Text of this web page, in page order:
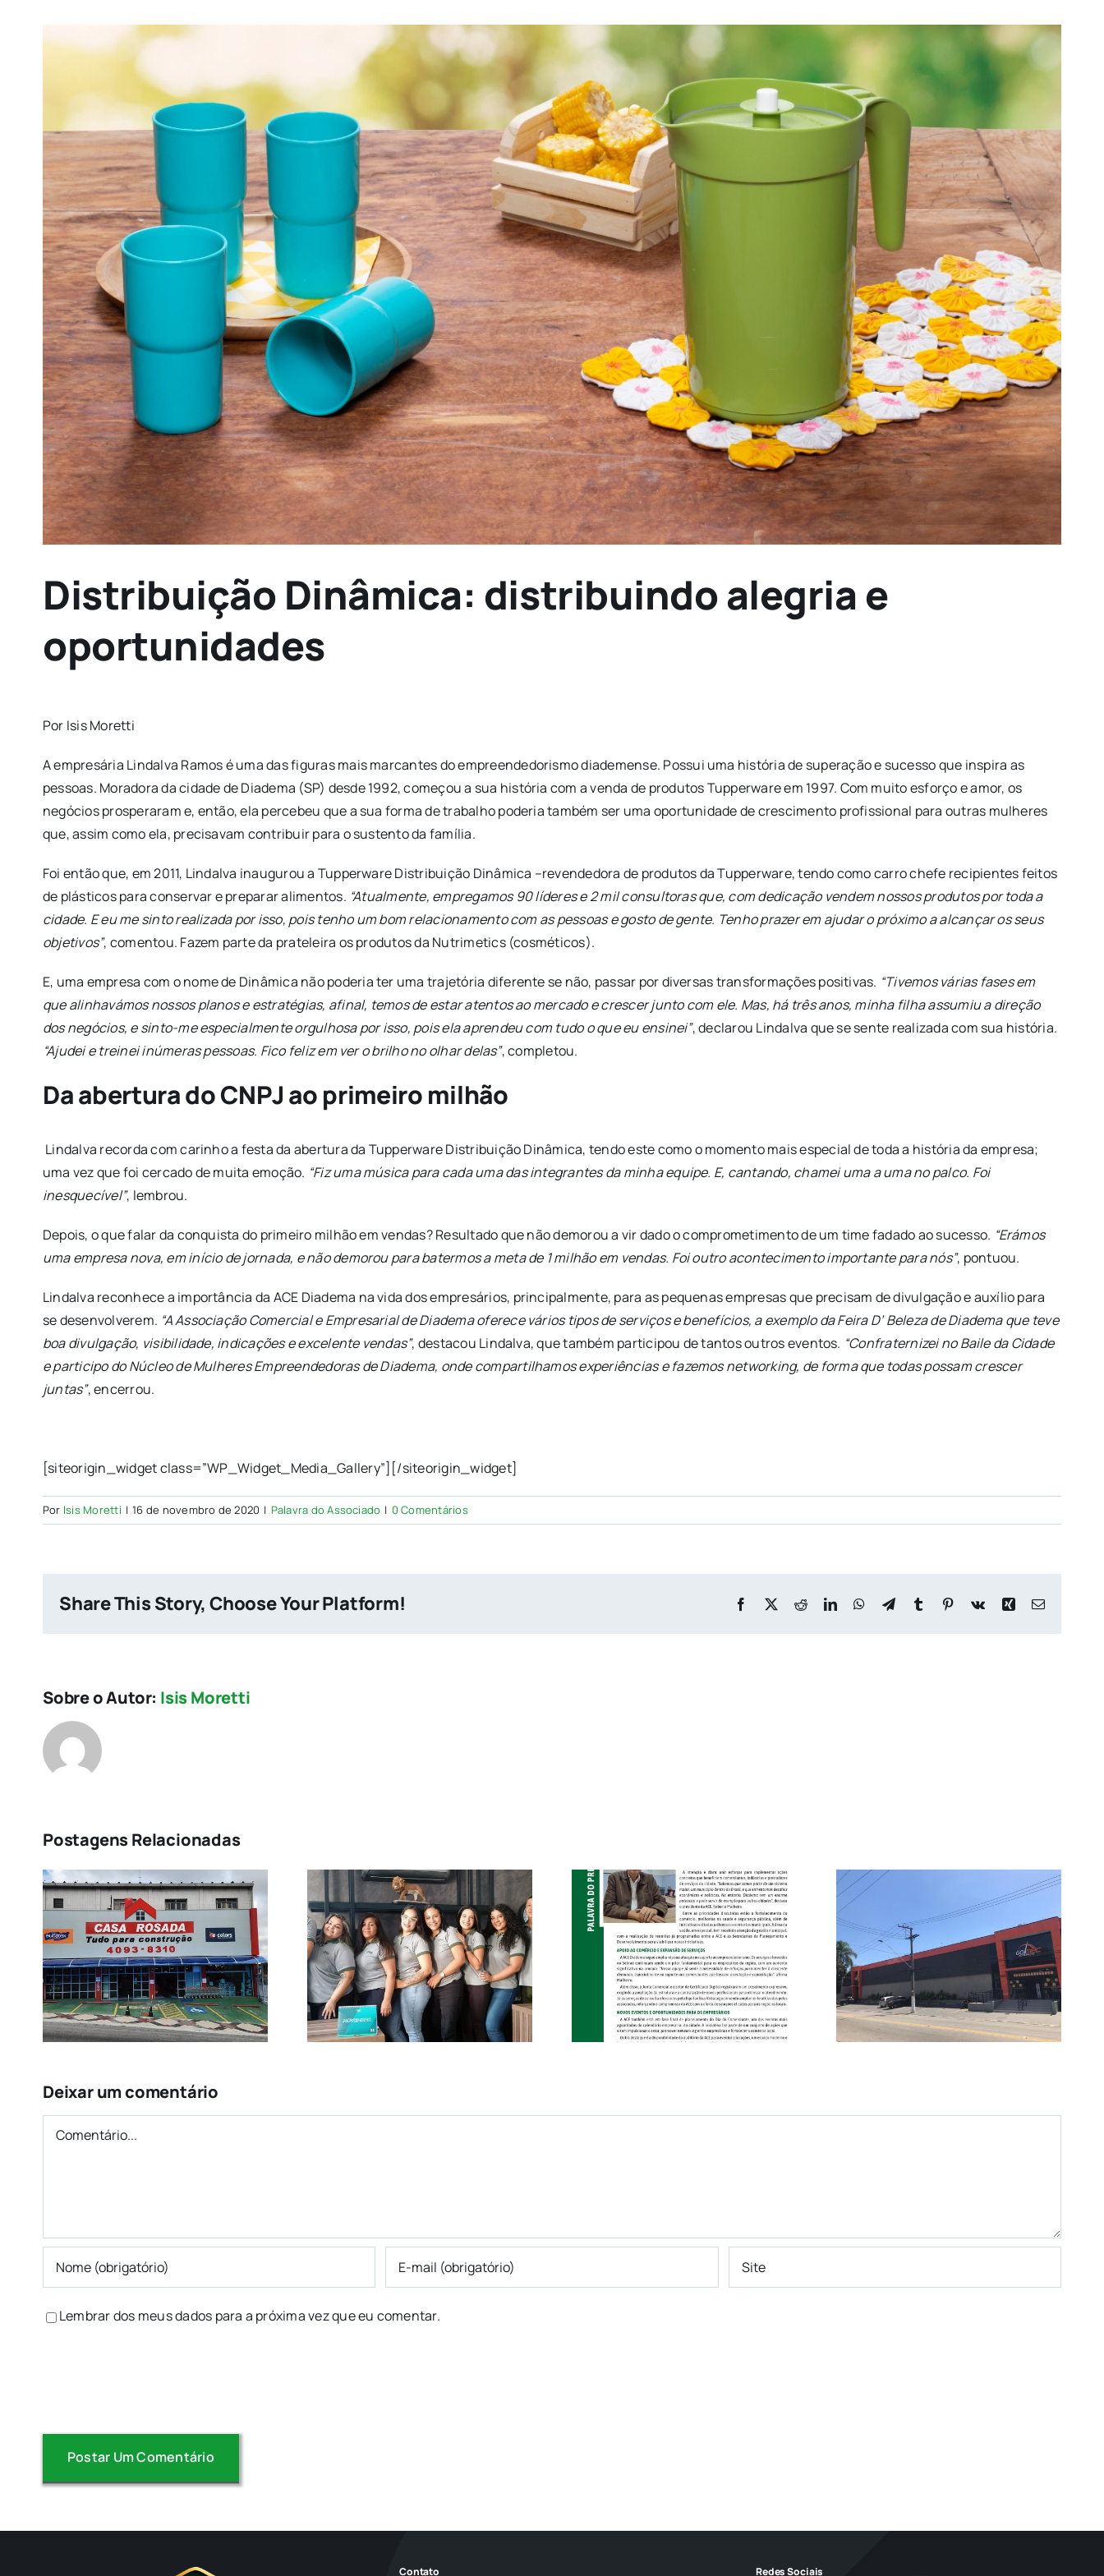
Distribuição Dinâmica: distribuindo alegria e
oportunidades
Por Isis Moretti
A empresária Lindalva Ramos é uma das figuras mais marcantes do empreendedorismo diademense. Possui uma história de superação e sucesso que inspira as
pessoas. Moradora da cidade de Diadema (SP) desde 1992, começou a sua história com a venda de produtos Tupperware em 1997. Com muito esforço e amor, os
negócios prosperaram e, então, ela percebeu que a sua forma de trabalho poderia também ser uma oportunidade de crescimento profissional para outras mulheres
que, assim como ela, precisavam contribuir para o sustento da família.
Foi então que, em 2011, Lindalva inaugurou a Tupperware Distribuição Dinâmica –revendedora de produtos da Tupperware, tendo como carro chefe recipientes feitos
de plásticos para conservar e preparar alimentos. “Atualmente, empregamos 90 líderes e 2 mil consultoras que, com dedicação vendem nossos produtos por toda a
cidade. E eu me sinto realizada por isso, pois tenho um bom relacionamento com as pessoas e gosto de gente. Tenho prazer em ajudar o próximo a alcançar os seus
objetivos”, comentou. Fazem parte da prateleira os produtos da Nutrimetics (cosméticos).
E, uma empresa com o nome de Dinâmica não poderia ter uma trajetória diferente se não, passar por diversas transformações positivas. “Tivemos várias fases em
que alinhavámos nossos planos e estratégias, afinal, temos de estar atentos ao mercado e crescer junto com ele. Mas, há três anos, minha filha assumiu a direção
dos negócios, e sinto-me especialmente orgulhosa por isso, pois ela aprendeu com tudo o que eu ensinei”, declarou Lindalva que se sente realizada com sua história.
“Ajudei e treinei inúmeras pessoas. Fico feliz em ver o brilho no olhar delas”, completou.
Da abertura do CNPJ ao primeiro milhão
Lindalva recorda com carinho a festa da abertura da Tupperware Distribuição Dinâmica, tendo este como o momento mais especial de toda a história da empresa;
uma vez que foi cercado de muita emoção. “Fiz uma música para cada uma das integrantes da minha equipe. E, cantando, chamei uma a uma no palco. Foi
inesquecível”, lembrou.
Depois, o que falar da conquista do primeiro milhão em vendas? Resultado que não demorou a vir dado o comprometimento de um time fadado ao sucesso. “Erámos
uma empresa nova, em início de jornada, e não demorou para batermos a meta de 1 milhão em vendas. Foi outro acontecimento importante para nós”, pontuou.
Lindalva reconhece a importância da ACE Diadema na vida dos empresários, principalmente, para as pequenas empresas que precisam de divulgação e auxílio para
se desenvolverem. “A Associação Comercial e Empresarial de Diadema oferece vários tipos de serviços e benefícios, a exemplo da Feira D’ Beleza de Diadema que teve
boa divulgação, visibilidade, indicações e excelente vendas”, destacou Lindalva, que também participou de tantos outros eventos. “Confraternizei no Baile da Cidade
e participo do Núcleo de Mulheres Empreendedoras de Diadema, onde compartilhamos experiências e fazemos networking, de forma que todas possam crescer
juntas”, encerrou.
[siteorigin_widget class=”WP_Widget_Media_Gallery”] [/siteorigin_widget]
Por Isis Moretti | 16 de novembro de 2020 | Palavra do Associado | 0 Comentários
Share This Story, Choose Your Platform! Facebook
X RedditLinkedInWhatsApp
TelegramTumblr Pinterest
Vk Xing E-
Sobre o Autor: Isis Moretti
Postagens Relacionadas
Uma História de
Sucesso em Diadema
ACE Diadema e
Prefeitura reforçam
parceria para
impulsionar o
comércio e o
desenvolvimento da
Go!Mec Autopeças –
Confiabilidade e
Qualidade no
Mercado de
Autopeças
Casa Rosada –
Tradição desde 1979
Deixar um comentário
Comentário
Lembrar dos meus dados para a próxima vez que eu comentar.
Contato Redes Sociais